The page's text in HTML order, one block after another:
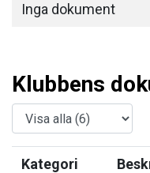
Inga dokument
Klubbens
Kategori